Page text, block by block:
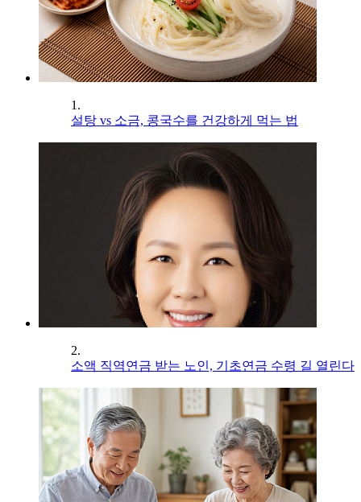
1.
설탕 vs 소금, 콩국수를 건강하게 먹는 법
2.
소액 직역연금 받는 노인, 기초연금 수령 길 열린다